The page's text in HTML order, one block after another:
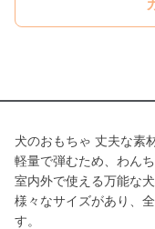
犬のおもちゃ 丈夫な素
軽量で弾むため、わん
室内外で使える万能な
様々なサイズがあり、
す。